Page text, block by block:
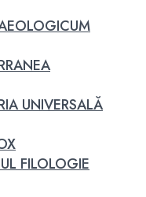
UNIVERSALĂ
FILOLOGIE